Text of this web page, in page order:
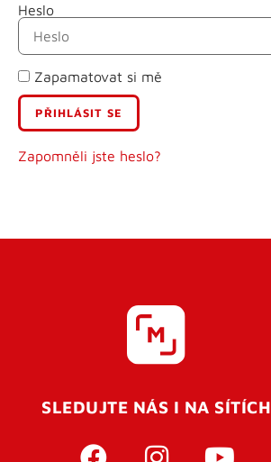
Heslo
Zapamatovat si mě
Zapomněli jste heslo?
Příjmení
E-mail
Uživatelské jméno
SLEDUJTE NÁS I NA SÍTÍCH